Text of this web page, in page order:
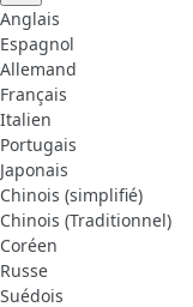
Anglais
Espagnol
Allemand
Français
Italien
Portugais
Japonais
Chinois (simplifié)
Chinois (Traditionnel)
Coréen
Russe
Suédois